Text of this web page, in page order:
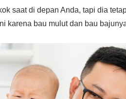
saat di depan Anda, tapi dia
karena bau mulut dan bau